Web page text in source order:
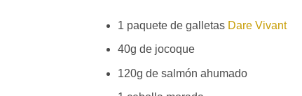
1 paquete de galletas Dare Vivant
40g de jocoque
120g de salmón ahumado